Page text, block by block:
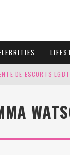
DE ESCORTS
LA HISTORIA